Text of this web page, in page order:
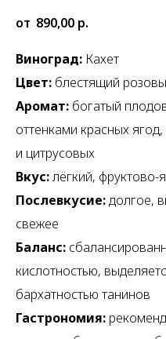
890,00 р.
Виноград: Кахет
Цвет: блестящий
Аромат: богатый
оттенками красных
и цитрусовых
Вкус:лёгкий, фруктово-
Послевкусие:долгое,
свежее
Баланс:
кислотностью,
бархатностью танинов
Гастрономия: